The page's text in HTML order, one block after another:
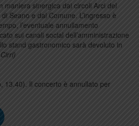
maniera sinergica dai circoli Arci del
Seano e dal Comune. L’ingresso è
l’eventuale annullamento
sui canali social dell’amministrazione
stand gastronomico sarà devoluto in
13.40). Il concerto è annullato per